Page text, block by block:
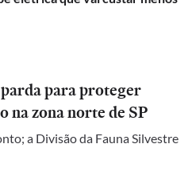
para proteger
zona norte de SP
a Divisão da Fauna Silvestre